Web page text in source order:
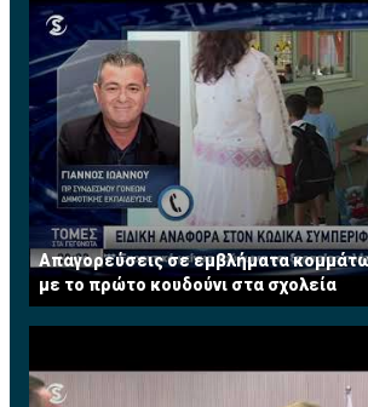
Απαγορεύσεις σε εμβλήματα
με το πρώτο κουδούνι στα σχολεία